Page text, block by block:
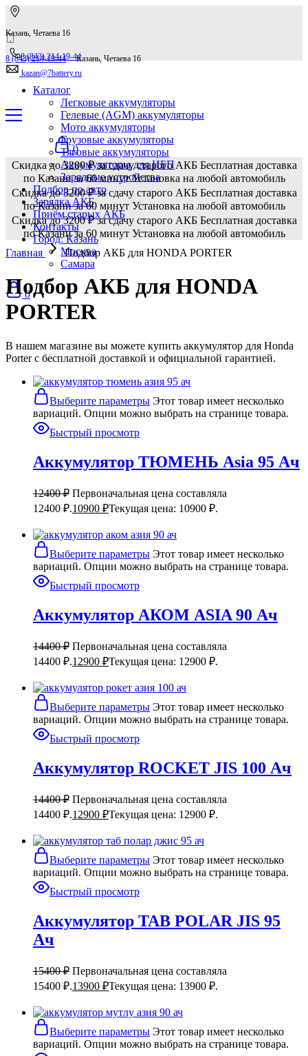
Казань, Четаева 16
8 (843) 214-19-44
kazan@7battery.ru
8 (843) 214-19-44Казань, Четаева 16
Каталог
Легковые аккумуляторы
Гелевые (AGM) аккумуляторы
Мото аккумуляторы
Грузовые аккумуляторы
Тяговые аккумуляторы
Аккумуляторы для ИБП
Зарядные устройства
Подбор по авто
Зарядка АКБ
Приём старых АКБ
Контакты
Город: Казань
Москва
Самара
0
0
Скидка до 3200 ₽ за сдачу старого АКБ Бесплатная доставка
по Казани за 60 минут Установка на любой автомобиль
Скидка до 3200 ₽ за сдачу старого АКБ Бесплатная доставка
по Казани за 60 минут Установка на любой автомобиль
Скидка до 3200 ₽ за сдачу старого АКБ Бесплатная доставка
по Казани за 60 минут Установка на любой автомобиль
Главная
Подбор АКБ для HONDA PORTER
Подбор АКБ для HONDA
PORTER
В нашем магазине вы можете купить аккумулятор для Honda
Porter с бесплатной доставкой и официальной гарантией.
Выберите параметры Этот товар имеет несколько
вариаций. Опции можно выбрать на странице товара.
Быстрый просмотр
Аккумулятор ТЮМЕНЬ Asia 95 Ач
12400₽ Первоначальная цена составляла
12400 ₽.10900 ₽Текущая цена: 10900 ₽.
Выберите параметры Этот товар имеет несколько
вариаций. Опции можно выбрать на странице товара.
Быстрый просмотр
Аккумулятор АКОМ ASIA 90 Ач
14400₽ Первоначальная цена составляла
14400 ₽.12900 ₽Текущая цена: 12900 ₽.
Выберите параметры Этот товар имеет несколько
вариаций. Опции можно выбрать на странице товара.
Быстрый просмотр
Аккумулятор ROCKET JIS 100 Ач
14400₽ Первоначальная цена составляла
14400 ₽.12900 ₽Текущая цена: 12900 ₽.
Выберите параметры Этот товар имеет несколько
вариаций. Опции можно выбрать на странице товара.
Быстрый просмотр
Аккумулятор TAB POLAR JIS 95
Ач
15400₽ Первоначальная цена составляла
15400 ₽.13900 ₽Текущая цена: 13900 ₽.
Выберите параметры Этот товар имеет несколько
вариаций. Опции можно выбрать на странице товара.